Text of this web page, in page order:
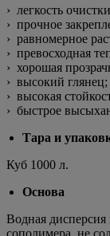
› легкость
› прочное
› равномерное
› превосходная
› хорошая
› высокий глянец;
› высокая
› быстрое
Тара и
Куб 1000 л.
Основа
Водная дисперсия
сополимера, не